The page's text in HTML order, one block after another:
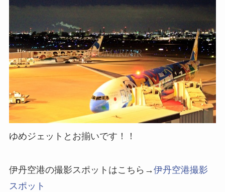
ゆめジェットとお揃いです！！
伊丹空港の撮影スポットはこちら→伊丹空港撮影
スポット